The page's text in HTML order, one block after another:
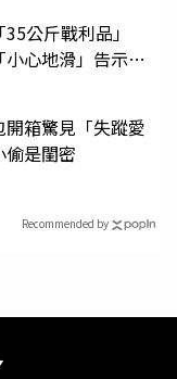
35公斤戰利品」
心地滑」告示牌
箱驚見「失蹤愛
是閨密
Recommended by